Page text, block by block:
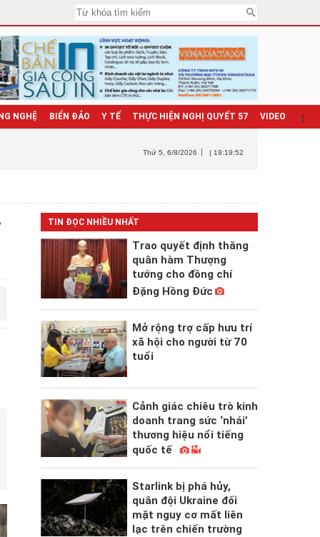
NGHỆ BIỂN ĐẢO Y TẾ THỰC HIỆN NGHỊ QUYẾT 57 VIDEO
Thứ 5 , 6/8/2026 | 19:19:54
TIN ĐỌC NHIỀU NHẤT
Trao quyết định thăng
quân hàm Thượng
tướng cho đồng chí
Đặng Hồng Đức
Mở rộng trợ cấp hưu trí
xã hội cho người từ 70
tuổi
Cảnh giác chiêu trò kinh
doanh trang sức ‘nhái’
thương hiệu nổi tiếng
quốc tế
Starlink bị phá hủy,
quân đội Ukraine đối
mặt nguy cơ mất liên
lạc trên chiến trường